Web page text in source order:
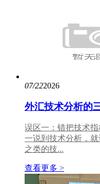
07/222026
外汇技术分析的
误区一：错把技术
一说到技术分析，
之类的技...
查看更多 >